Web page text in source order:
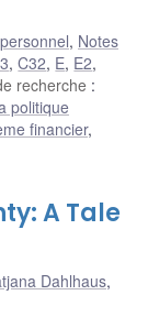
, Notes
,C32, E, E2,
recherche :
politique
financier,
A Tale
Dahlhaus,